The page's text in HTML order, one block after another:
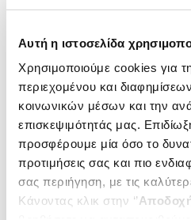
Αυτή η ιστοσελίδα
Χρησιμοποιούμε cookies για
περιεχομένου και
κοινωνικών μέσων και την
επισκεψιμότητάς μας.
προσφέρουμε μία όσο το
προτιμήσεις σας και πιο
σας περιήγηση, με τις
Κάνοντας κλικ στην ‘’